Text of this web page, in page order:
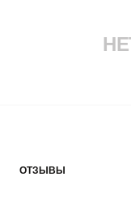
ОТЗЫВЫ